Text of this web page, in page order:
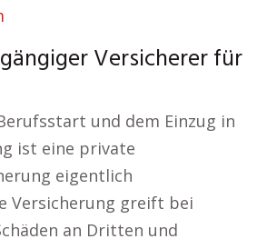
Versicherer für
und dem Einzug in
ist eine private
eigentlich
Versicherung greift bei
an Dritten und